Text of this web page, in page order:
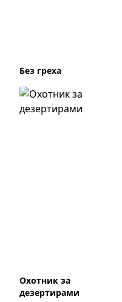
Без греха
Охотник за
дезертирами